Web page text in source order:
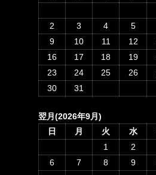
2
3 4 5
9
10 11 12
16
17 18 19
23
24 25 26
30
31
翌月(2026年9月)
日
月 火 水
1
2
6
7 8 9